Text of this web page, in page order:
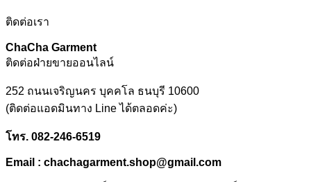
ติดต่อเรา
ChaCha Garment
ติดต่อฝ่ายขายออนไลน์
252 ถนนเจริญนคร บุคคโล ธนบุรี 10600
(ติดต่อแอดมินทาง Line ได้ตลอดค่ะ)
โทร. 082-246-6519
Email : chachagarment.shop@gmail.com